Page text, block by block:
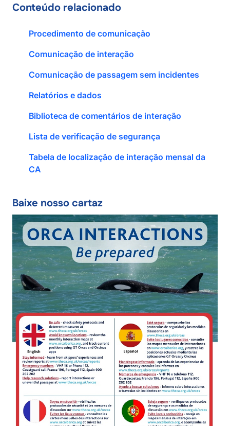
Conteúdo relacionado
Procedimento de comunicação
Comunicação de interação
Comunicação de passagem sem incidentes
Relatórios e dados
Biblioteca de comentários de interação
Lista de verificação de segurança
Tabela de localização de interação mensal da
CA
Baixe nosso cartaz